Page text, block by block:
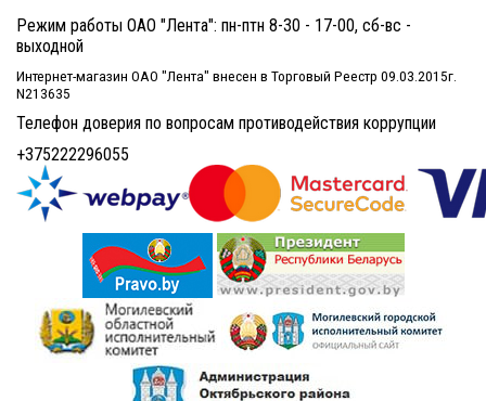
Режим работы ОАО "Лента": пн-птн 8-30 - 17-00, сб-вс -
выходной
Интернет-магазин ОАО "Лента" внесен в Торговый Реестр 09.03.2015г.
N213635
Телефон доверия по вопросам противодействия коррупции
+375222296055